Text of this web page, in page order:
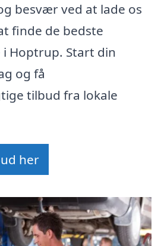
besvær ved at lade os
finde de bedste
Hoptrup. Start din
og få
tilbud fra lokale
her